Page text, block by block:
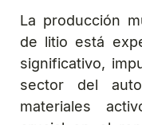
La producción
de litio está
significativo,
sector del
materiales